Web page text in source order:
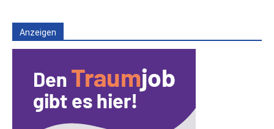
Anzeigen